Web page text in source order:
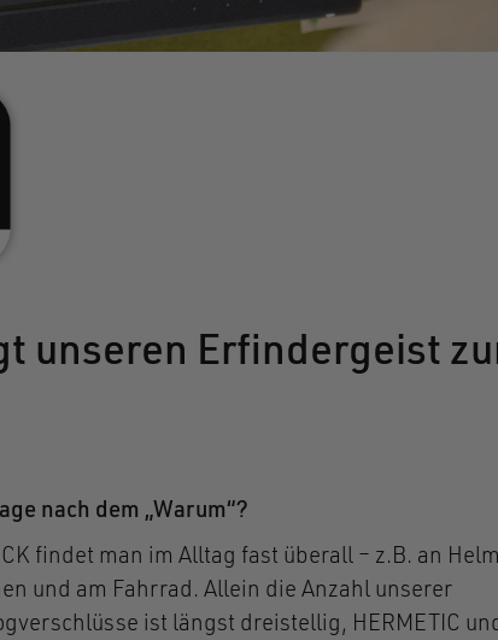
unseren Erfindergeist
nach dem „Warum“?
findet man im Alltag fast überall – z.B. an
und am Fahrrad. Allein die Anzahl unserer
ist längst dreistellig, HERMETIC